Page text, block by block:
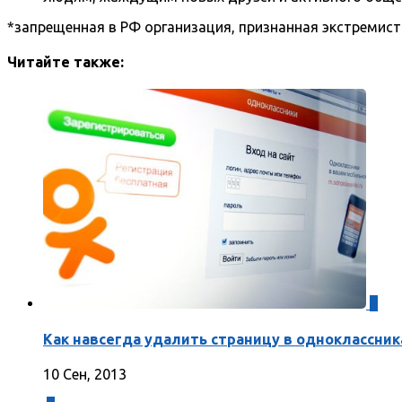
*запрещенная в РФ организация, признанная
Читайте также:
Как навсегда удалить страницу в
10 Сен, 2013